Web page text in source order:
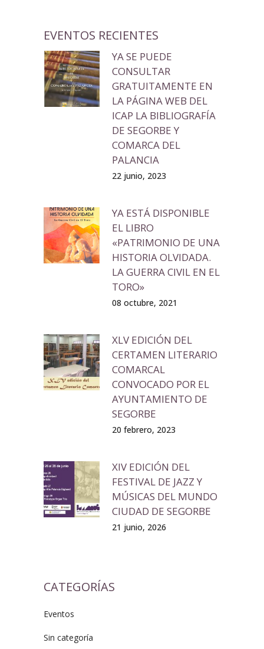
EVENTOS RECIENTES
YA SE PUEDE
CONSULTAR
GRATUITAMENTE EN
LA PÁGINA WEB DEL
ICAP LA BIBLIOGRAFÍA
DE SEGORBE Y
COMARCA DEL
PALANCIA
22 junio, 2023
YA ESTÁ DISPONIBLE
EL LIBRO
«PATRIMONIO DE UNA
HISTORIA OLVIDADA.
LA GUERRA CIVIL EN EL
TORO»
08 octubre, 2021
XLV EDICIÓN DEL
CERTAMEN LITERARIO
COMARCAL
CONVOCADO POR EL
AYUNTAMIENTO DE
SEGORBE
20 febrero, 2023
XIV EDICIÓN DEL
FESTIVAL DE JAZZ Y
MÚSICAS DEL MUNDO
CIUDAD DE SEGORBE
21 junio, 2026
CATEGORÍAS
Eventos
Sin categoría